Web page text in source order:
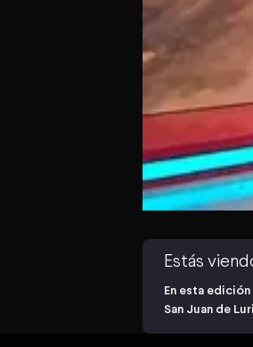
Estás
En esta
San Juan de